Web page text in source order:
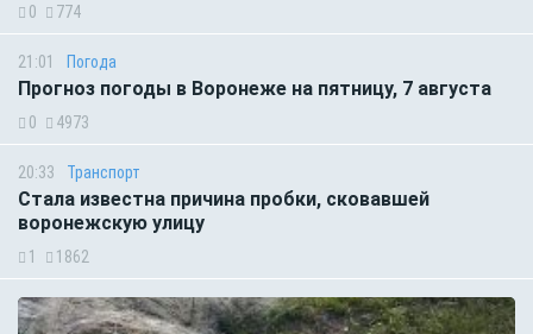
0 774
21:01 Погода
Прогноз погоды в Воронеже на пятницу, 7 августа
0 4973
20:33 Транспорт
Стала известна причина пробки, сковавшей
воронежскую улицу
1 1862